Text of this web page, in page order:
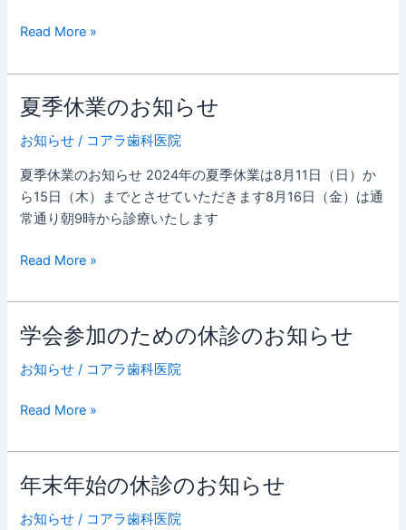
お
ら
せ
Read More »
夏季休業のお知らせ
お知らせ / コアラ歯科医院
夏季休業のお知らせ 2024年の夏季休業は8月11日（日）か
ら15日（木）までとさせていただきます8月16日（金）は通
常通り朝9時から診療いたします
夏
休
業
の
お
ら
Read More »
学会参加のための休診のお知らせ
お知らせ / コアラ歯科医院
学
参
の
の
Read More »
年末年始の休診のお知らせ
お知らせ / コアラ歯科医院
年
年